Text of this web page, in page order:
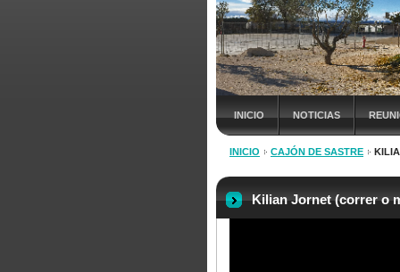
INICIO NOTICIAS
INSCRIPCIÓN Vª JORNADA +EF
INICIO CAJÓN DE SASTRE
Kilian Jornet (correr o